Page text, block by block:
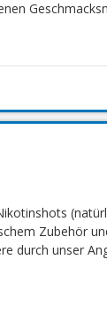
Zubehör
durch unser